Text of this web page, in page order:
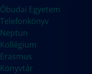
Óbudai Egyetem
Telefonkönyv
Neptun
Kollégium
Erasmus
Könyvtár